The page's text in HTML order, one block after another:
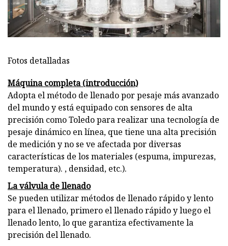
Fotos detalladas
Máquina completa (introducción)
Adopta el método de llenado por pesaje más avanzado
del mundo y está equipado con sensores de alta
precisión como Toledo para realizar una tecnología de
pesaje dinámico en línea, que tiene una alta precisión
de medición y no se ve afectada por diversas
características de los materiales (espuma, impurezas,
temperatura). , densidad, etc.).
La válvula de llenado
Se pueden utilizar métodos de llenado rápido y lento
para el llenado, primero el llenado rápido y luego el
llenado lento, lo que garantiza efectivamente la
precisión del llenado.